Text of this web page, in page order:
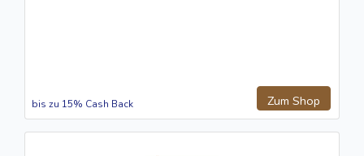
Zum Shop
bis zu 15% Cash Back